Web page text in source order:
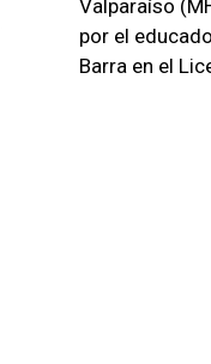
Valparaíso
por el
Barra en el